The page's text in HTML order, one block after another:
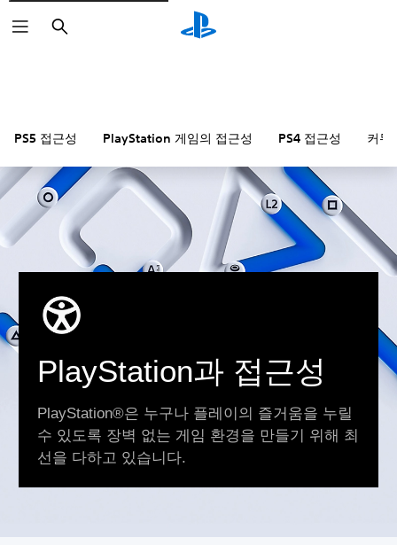
검
색
PS5 접근성 PlayStation 게임의 접근성 PS4 접근성 커뮤
PlayStation과 접근성
PlayStation®은 누구나 플레이의 즐거움을 누릴
수 있도록 장벽 없는 게임 환경을 만들기 위해 최
선을 다하고 있습니다.